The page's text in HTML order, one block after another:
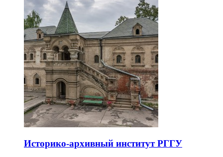
Историко-архивный институт РГГУ